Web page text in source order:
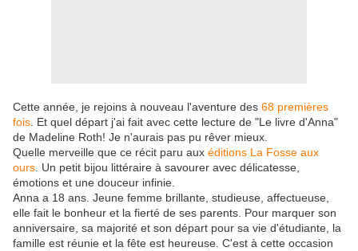
Cette année, je rejoins à nouveau l'aventure des 68 premières
fois . Et quel départ j'ai fait avec cette lecture de "Le livre d'Anna"
de Madeline Roth! Je n'aurais pas pu rêver mieux.
Quelle merveille que ce récit paru aux éditions La Fosse aux
ours . Un petit bijou littéraire à savourer avec délicatesse,
émotions et une douceur infinie.
Anna a 18 ans. Jeune femme brillante, studieuse, affectueuse,
elle fait le bonheur et la fierté de ses parents. Pour marquer son
anniversaire, sa majorité et son départ pour sa vie d'étudiante, la
famille est réunie et la fête est heureuse. C'est à cette occasion